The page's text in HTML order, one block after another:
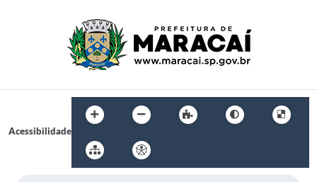
Acessibilidade